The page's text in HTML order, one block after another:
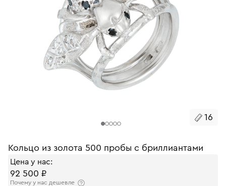
16
Кольцо из золота 500 пробы с бриллиантами
Цена у нас:
92 500 ₽
Почему у нас дешевле